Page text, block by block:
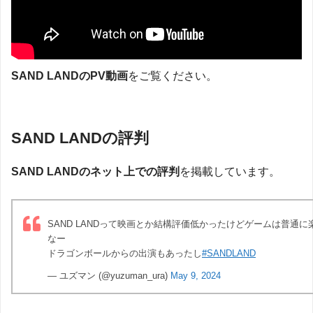
SAND LANDのPV動画をご覧ください。
SAND LANDの評判
SAND LANDのネット上での評判 を掲載しています。
SAND LANDって映画とか結構評価低かったけどゲームは普通に
なー
ドラゴンボールからの出演もあったし#SANDLAND
— ユズマン (@yuzuman_ura) May 9, 2024